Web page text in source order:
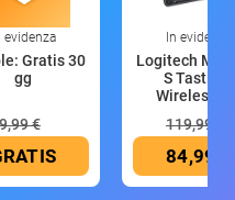
evidenza
Gratis 30
gg
9,99 €
In evidenza
Logitech MX
S Tastiera
Wireless
119,99 €
84,99 €